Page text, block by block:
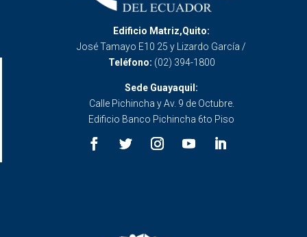
Edificio Matriz,Quito:
José Tamayo E10 25 y Lizardo García /
Teléfono: (02) 394-1800
Sede Guayaquil:
Calle Pichincha y Av. 9 de Octubre.
Edificio Banco Pichincha 6to Piso